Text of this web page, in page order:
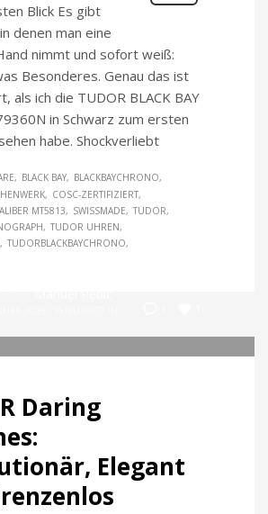
Blick Es gibt
denen man eine
nimmt und sofort weiß:
Besonderes. Genau das ist
als ich die TUDOR BLACK BAY
in Schwarz zum ersten
habe. Shockverliebt
BLACK BAY
BLACKBAYCHRONO
COSC-ZERTIFIZIERT
MT5813
SWISSMADE
TUDOR
TUDOR UHREN
TUDORBLACKBAYCHRONO
Daring
Elegant